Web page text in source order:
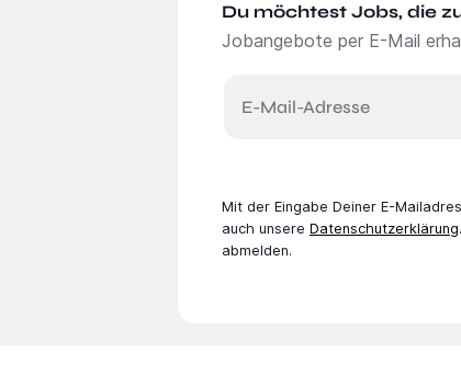
Du möchtest Jobs, die
Jobangebote per E-Mail
E-Mail-Adresse
Mit der Eingabe Deiner E-
auch unsere Datenschutzerklärung
abmelden.